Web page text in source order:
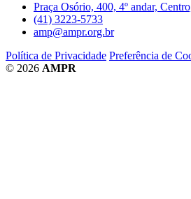
Praça Osório, 400, 4º andar,
(41) 3223-5733
amp@ampr.org.br
Política de Privacidade Preferência de
© 2026 AMPR